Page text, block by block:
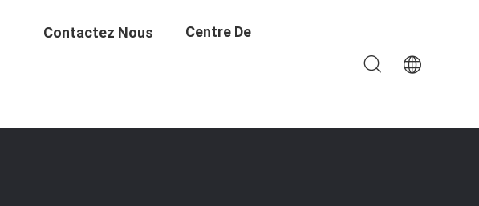
Contactez Nous Centre De